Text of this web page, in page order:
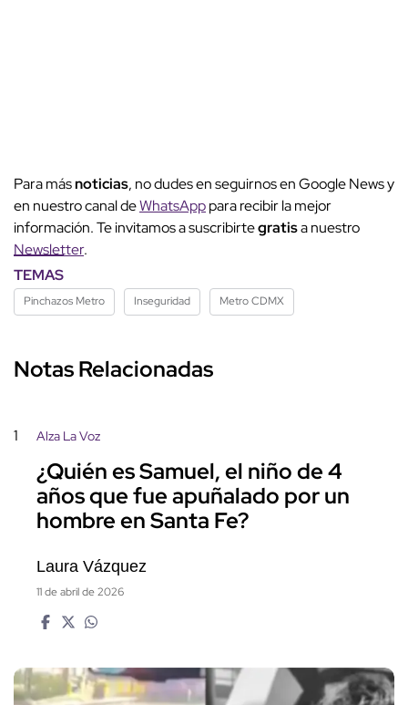
Para másnoticias, no dudes en seguirnos en Google News y
en nuestro canal deWhatsApppara recibir la mejor
información. Te invitamos a suscribirtegratisa nuestro
Newsletter.
TEMAS
Pinchazos Metro Inseguridad Metro CDMX
Notas Relacionadas
1 Alza La Voz
¿Quién es Samuel, el niño de 4
años que fue apuñalado por un
hombre en Santa Fe?
Laura Vázquez
11 de abril de 2026